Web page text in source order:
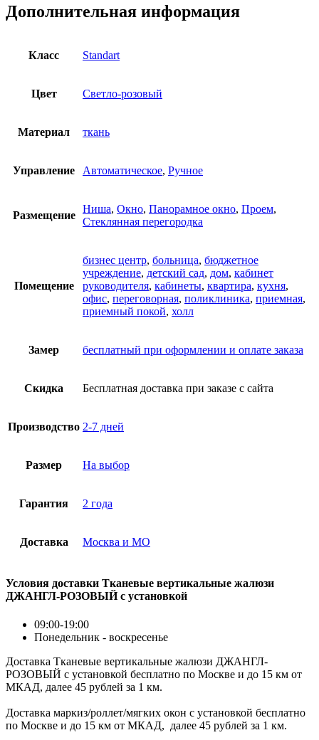
Дополнительная информация
Класс Standart
Цвет Светло-розовый
Материал ткань
Управление Автоматическое, Ручное
Размещение
Ниша, Окно, Панорамное окно, Проем,
Стеклянная перегородка
Помещение
бизнес центр, больница, бюджетное
учреждение, детский сад, дом, кабинет
руководителя, кабинеты, квартира, кухня,
офис, переговорная, поликлиника, приемная,
приемный покой, холл
Замер бесплатный при оформлении и оплате заказа
Скидка Бесплатная доставка при заказе с сайта
Производство 2-7 дней
Размер На выбор
Гарантия 2 года
Доставка Москва и МО
Условия доставки Тканевые вертикальные жалюзи
ДЖАНГЛ-РОЗОВЫЙ с установкой
09:00-19:00
Понедельник - воскресенье
Доставка Тканевые вертикальные жалюзи ДЖАНГЛ-
РОЗОВЫЙ с установкой бесплатно по Москве и до 15 км от
МКАД, далее 45 рублей за 1 км.
Доставка маркиз/роллет/мягких окон с установкой бесплатно
по Москве и до 15 км от МКАД, далее 45 рублей за 1 км.